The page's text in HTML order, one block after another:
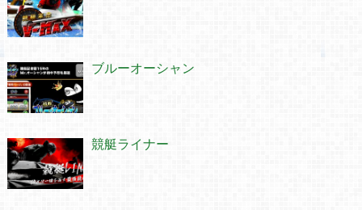
ブルーオーシャン
競艇ライナー